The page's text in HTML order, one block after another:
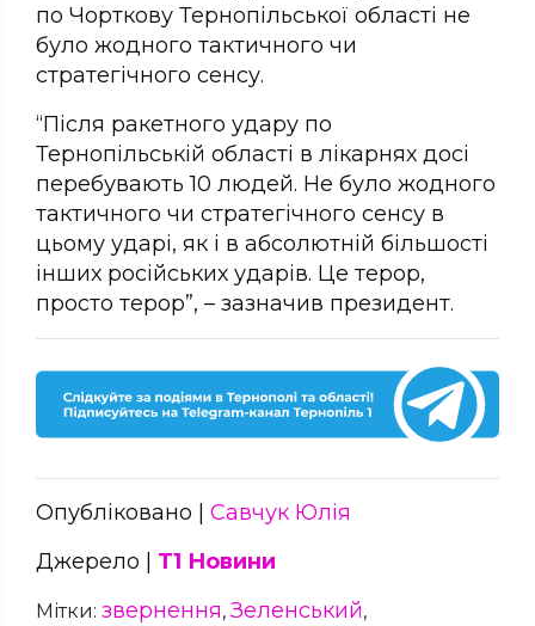
по Чорткову Тернопільської області не
було жодного тактичного чи
стратегічного сенсу.
“Після ракетного удару по
Тернопільській області в лікарнях досі
перебувають 10 людей. Не було жодного
тактичного чи стратегічного сенсу в
цьому ударі, як і в абсолютній більшості
інших російських ударів. Це терор,
просто терор”, – зазначив президент.
Опубліковано | Савчук Юлія
Джерело | Т1 Новини
Мітки: звернення, Зеленський,